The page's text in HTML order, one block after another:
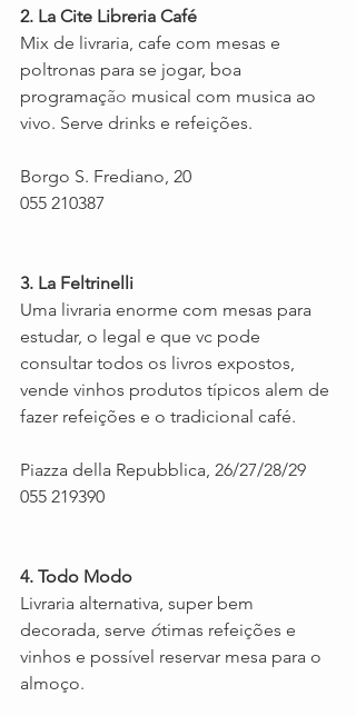
2. La Cite Libreria Café
Mix de livraria, cafe com mesas e
poltronas para se jogar, boa
programação musical com musica ao
vivo. Serve drinks e refeições.
Borgo S. Frediano, 20
055 210387
3. La Feltrinelli
Uma livraria enorme com mesas para
estudar, o legal e que vc pode
consultar todos os livros expostos,
vende vinhos produtos típicos alem de
fazer refeições e o tradicional café.
Piazza della Repubblica, 26/27/28/29
055 219390
4. Todo Modo
Livraria alternativa, super bem
decorada, serve ótimas refeições e
vinhos e possível reservar mesa para o
almoço.